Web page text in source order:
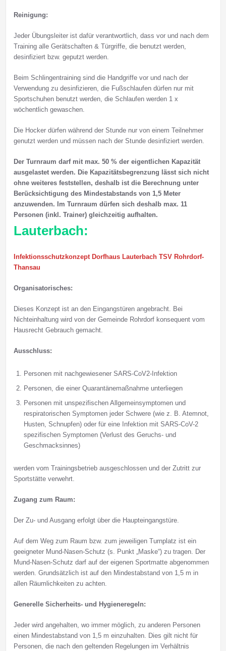
Reinigung:
Jeder Übungsleiter ist dafür verantwortlich, dass vor und nach dem
Training alle Gerätschaften & Türgriffe, die benutzt werden,
desinfiziert bzw. geputzt werden.
Beim Schlingentraining sind die Handgriffe vor und nach der
Verwendung zu desinfizieren, die Fußschlaufen dürfen nur mit
Sportschuhen benutzt werden, die Schlaufen werden 1 x
wöchentlich gewaschen.
Die Hocker dürfen während der Stunde nur von einem Teilnehmer
genutzt werden und müssen nach der Stunde desinfiziert werden.
Der Turnraum darf mit max. 50 % der eigentlichen Kapazität
ausgelastet werden. Die Kapazitätsbegrenzung lässt sich nicht
ohne weiteres feststellen, deshalb ist die Berechnung unter
Berücksichtigung des Mindestabstands von 1,5 Meter
anzuwenden. Im Turnraum dürfen sich deshalb max. 11
Personen (inkl. Trainer) gleichzeitig aufhalten.
Lauterbach:
Infektionsschutzkonzept Dorfhaus Lauterbach TSV Rohrdorf-
Thansau
Organisatorisches:
Dieses Konzept ist an den Eingangstüren angebracht. Bei
Nichteinhaltung wird von der Gemeinde Rohrdorf konsequent vom
Hausrecht Gebrauch gemacht.
Ausschluss:
Personen mit nachgewiesener SARS-CoV2-Infektion
Personen, die einer Quarantänemaßnahme unterliegen
Personen mit unspezifischen Allgemeinsymptomen und
respiratorischen Symptomen jeder Schwere (wie z. B. Atemnot,
Husten, Schnupfen) oder für eine Infektion mit SARS-CoV-2
spezifischen Symptomen (Verlust des Geruchs- und
Geschmacksinnes)
werden vom Trainingsbetrieb ausgeschlossen und der Zutritt zur
Sportstätte verwehrt.
Zugang zum Raum:
Der Zu- und Ausgang erfolgt über die Haupteingangstüre.
Auf dem Weg zum Raum bzw. zum jeweiligen Turnplatz ist ein
geeigneter Mund-Nasen-Schutz (s. Punkt „Maske“) zu tragen. Der
Mund-Nasen-Schutz darf auf der eigenen Sportmatte abgenommen
werden. Grundsätzlich ist auf den Mindestabstand von 1,5 m in
allen Räumlichkeiten zu achten.
Generelle Sicherheits- und Hygieneregeln:
Jeder wird angehalten, wo immer möglich, zu anderen Personen
einen Mindestabstand von 1,5 m einzuhalten. Dies gilt nicht für
Personen, die nach den geltenden Regelungen im Verhältnis